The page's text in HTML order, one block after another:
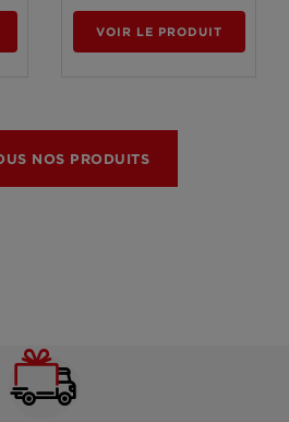
VOIR LE PRODUIT
NOS PRODUITS